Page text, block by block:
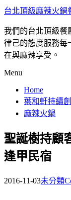
台北頂級麻辣火鍋
我們的台北頂級餐
律己的態度服務每
在與麻辣享受。
Menu
Home
葉和軒持續
麻辣火鍋
聖誕樹持顧
逢甲民宿
2016-11-03未分類